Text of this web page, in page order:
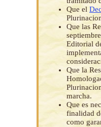
Que el
Que las
Editorial
Que la
marcha.
Que es
finalidad
como